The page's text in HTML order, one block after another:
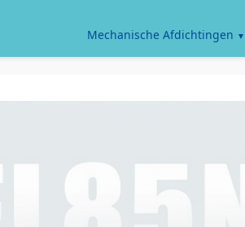
Mechanische Afdichtingen